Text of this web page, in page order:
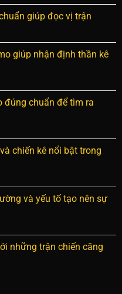
giúp đọc vị trận
giúp nhận định thần kê
đúng chuẩn để tìm ra
chiến kê nổi bật trong
và yếu tố tạo nên sự
những trận chiến căng